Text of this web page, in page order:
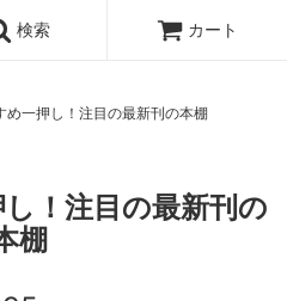
検索 カート
め一押し！注目の最新刊の本棚
！注目の最新刊の
棚